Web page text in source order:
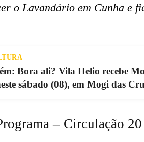
o Lavandário em Cunha e
Bora ali? Vila Helio recebe
sábado (08), em Mogi das
– Circulação